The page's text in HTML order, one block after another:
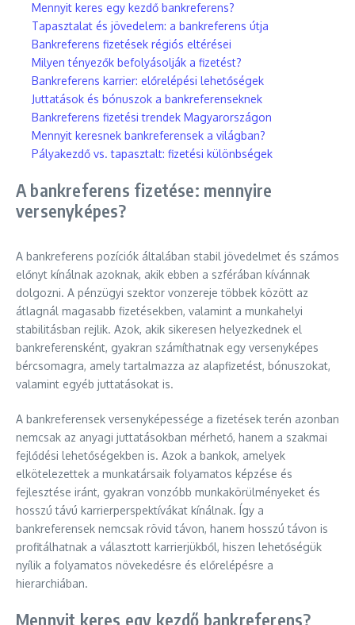
Mennyit keres egy kezdő bankreferens?
Tapasztalat és jövedelem: a bankreferens útja
Bankreferens fizetések régiós eltérései
Milyen tényezők befolyásolják a fizetést?
Bankreferens karrier: előrelépési lehetőségek
Juttatások és bónuszok a bankreferenseknek
Bankreferens fizetési trendek Magyarországon
Mennyit keresnek bankreferensek a világban?
Pályakezdő vs. tapasztalt: fizetési különbségek
A bankreferens fizetése: mennyire
versenyképes?
A bankreferens pozíciók általában stabil jövedelmet és számos
előnyt kínálnak azoknak, akik ebben a szférában kívánnak
dolgozni. A pénzügyi szektor vonzereje többek között az
átlagnál magasabb fizetésekben, valamint a munkahelyi
stabilitásban rejlik. Azok, akik sikeresen helyezkednek el
bankreferensként, gyakran számíthatnak egy versenyképes
bércsomagra, amely tartalmazza az alapfizetést, bónuszokat,
valamint egyéb juttatásokat is.
A bankreferensek versenyképessége a fizetések terén azonban
nemcsak az anyagi juttatásokban mérhető, hanem a szakmai
fejlődési lehetőségekben is. Azok a bankok, amelyek
elkötelezettek a munkatársaik folyamatos képzése és
fejlesztése iránt, gyakran vonzóbb munkakörülményeket és
hosszú távú karrierperspektívákat kínálnak. Így a
bankreferensek nemcsak rövid távon, hanem hosszú távon is
profitálhatnak a választott karrierjükből, hiszen lehetőségük
nyílik a folyamatos növekedésre és előrelépésre a
hierarchiában.
Mennyit keres egy kezdő bankreferens?